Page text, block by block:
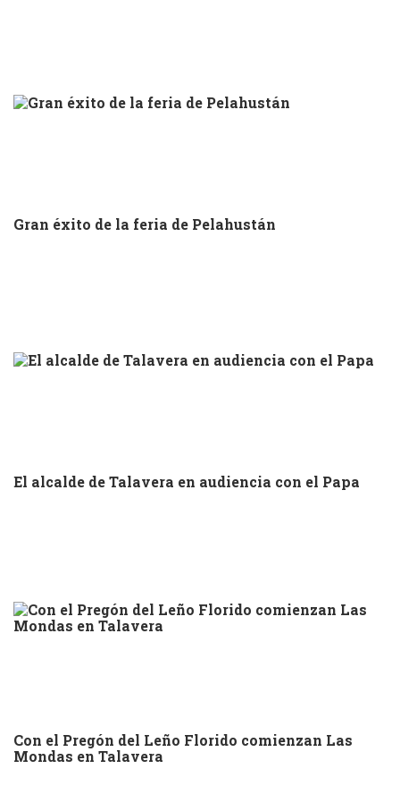
Gran éxito de la feria de Pelahustán
El alcalde de Talavera en audiencia con el Papa
Con el Pregón del Leño Florido comienzan Las
Mondas en Talavera